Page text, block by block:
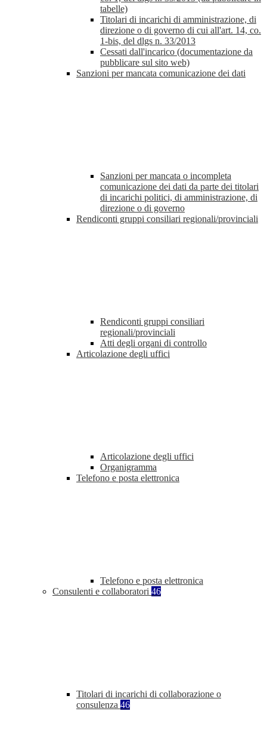
tabelle)
Titolari di incarichi di amministrazione, di
direzione o di governo di cui all'art. 14, co.
1-bis, del dlgs n. 33/2013
Cessati dall'incarico (documentazione da
pubblicare sul sito web)
Sanzioni per mancata comunicazione dei dati
Sanzioni per mancata o incompleta
comunicazione dei dati da parte dei titolari
di incarichi politici, di amministrazione, di
direzione o di governo
Rendiconti gruppi consiliari regionali/provinciali
Rendiconti gruppi consiliari
regionali/provinciali
Atti degli organi di controllo
Articolazione degli uffici
Articolazione degli uffici
Organigramma
Telefono e posta elettronica
Telefono e posta elettronica
Consulenti e collaboratori 46
Titolari di incarichi di collaborazione o
consulenza 46